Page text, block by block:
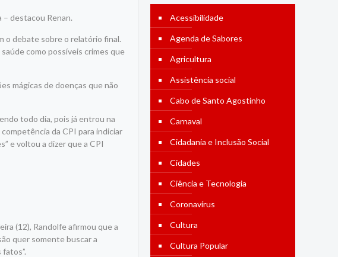
destacou Renan.
o debate sobre o relatório final.
como possíveis crimes que
mágicas de doenças que não
todo dia, pois já entrou na
da CPI para indiciar
e voltou a dizer que a CPI
(12), Randolfe afirmou que a
quer somente buscar a
Acessibilidade
Agenda de Sabores
Agricultura
Assistência social
Cabo de Santo Agostinho
Carnaval
Cidadania e Inclusão Social
Cidades
Ciência e Tecnologia
Coronavírus
Cultura
Cultura Popular